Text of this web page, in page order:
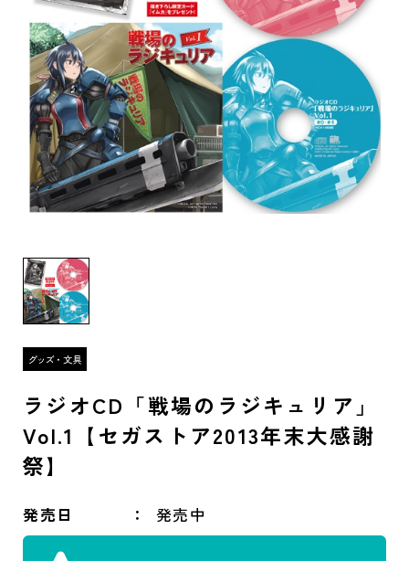
ラジオCD「戦場のラジキュリア」
Vol.1【セガストア2013年末大感謝
祭】
発売日 発売中